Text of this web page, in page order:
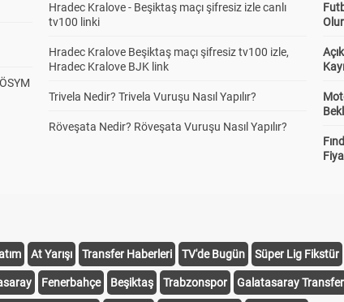
Hradec Kralove - Beşiktaş maçı şifresiz izle canlı
tv100 linki
Hradec Kralove Beşiktaş maçı şifresiz tv100 izle,
Hradec Kralove BJK link
Trivela Nedir? Trivela Vuruşu Nasıl Yapılır?
Röveşata Nedir? Röveşata Vuruşu Nasıl Yapılır?
At Yarışı Transfer Haberleri TV'de Bugün Süper Lig Fikstür
Fenerbahçe Beşiktaş Trabzonspor Galatasaray Transfer